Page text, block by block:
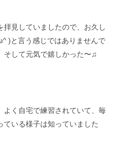
拝見していましたので、お久し
)と言う感じではありませんで
そして元気で嬉しかった〜♫
よく自宅で練習されていて、毎
ている様子は知っていました